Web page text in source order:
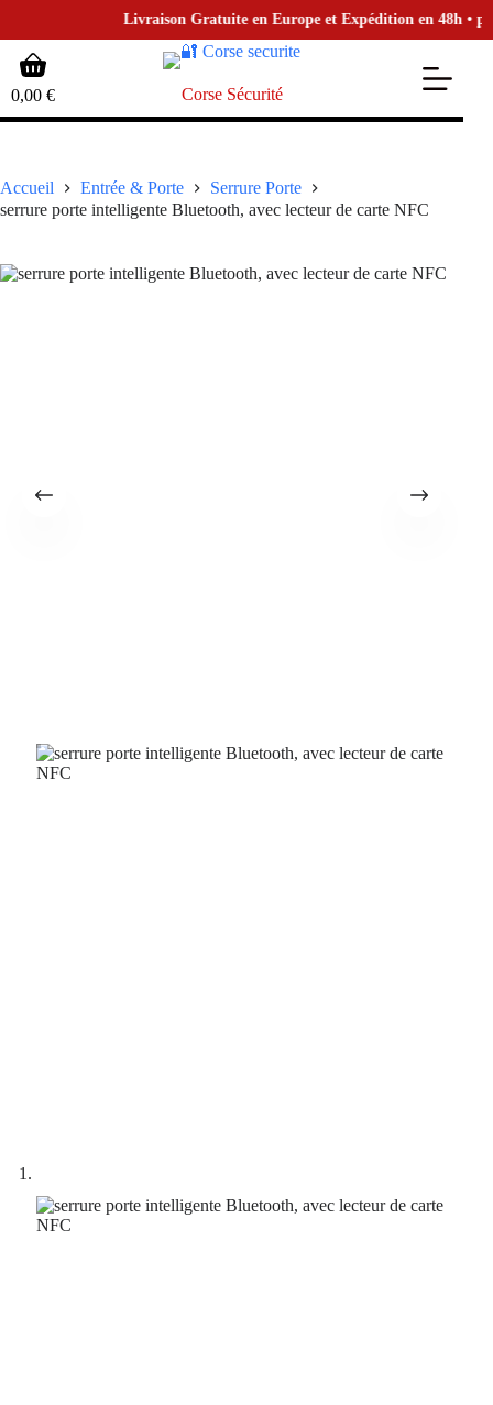
Livraison Gratuite en Europe et Expédition en 48h •
contenu
Panier
d’achat
0,00 € Corse Sécurité
Accueil Entrée & Porte
Serrure Porte
serrure porte intelligente Bluetooth, avec lecteur de carte NFC